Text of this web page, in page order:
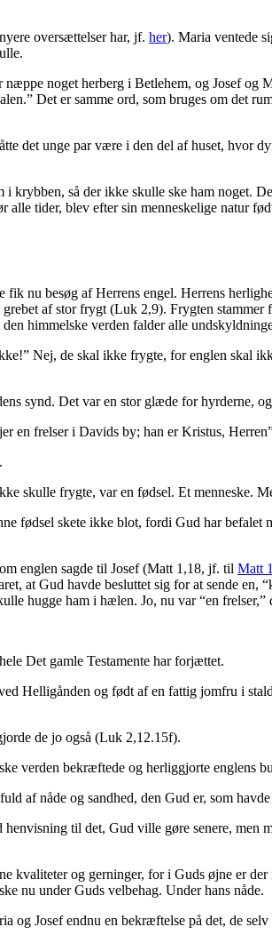
oversættelser har, jf. her). Maria ventede
noget herberg i Betlehem, og Josef og
Det er samme ord, som bruges om det
det unge par være i den del af huset, hvor
så der ikke skulle ske ham noget.
tider, blev efter sin menneskelige natur
nu besøg af Herrens engel. Herrens
af stor frygt (Luk 2,9). Frygten stammer
himmelske verden falder alle
Nej, de skal ikke frygte, for englen skal
synd. Det var en stor glæde for hyrderne,
en frelser i Davids by; han er Kristus,
skulle frygte, var en fødsel. Et menneske.
fødsel skete ikke blot, fordi Gud har
englen sagde til Josef (Matt 1,18, jf. til Matt
at Gud havde besluttet sig for at sende en,
hugge ham i hælen. Jo, nu var “en frelser,”
Det gamle Testamente har forjættet.
Helligånden og født af en fattig jomfru i
de jo også (Luk 2,12.15f).
verden bekræftede og herliggjorte englens
af nåde og sandhed, den Gud er, som
til det, Gud ville gøre senere,
kvaliteter og gerninger, for i Guds øjne er
nu under Guds velbehag. Under hans nåde.
og Josef endnu en bekræftelse på det, de